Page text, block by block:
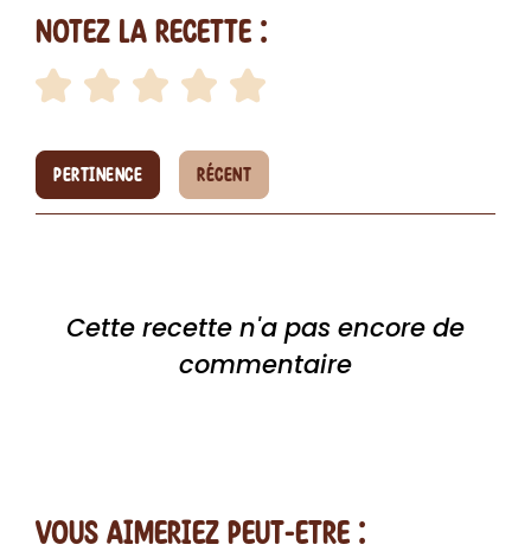
Notez la recette :
PERTINENCE RÉCENT
Cette recette n'a pas encore de
commentaire
vous AIMERiEZ PEUT-ETRE :